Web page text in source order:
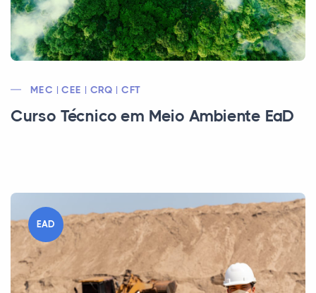
MEC | CEE | CRQ | CFT
Curso Técnico em Meio Ambiente EaD
EAD